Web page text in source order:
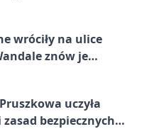
wróciły na ulice
znów je
uczyła
bezpiecznych